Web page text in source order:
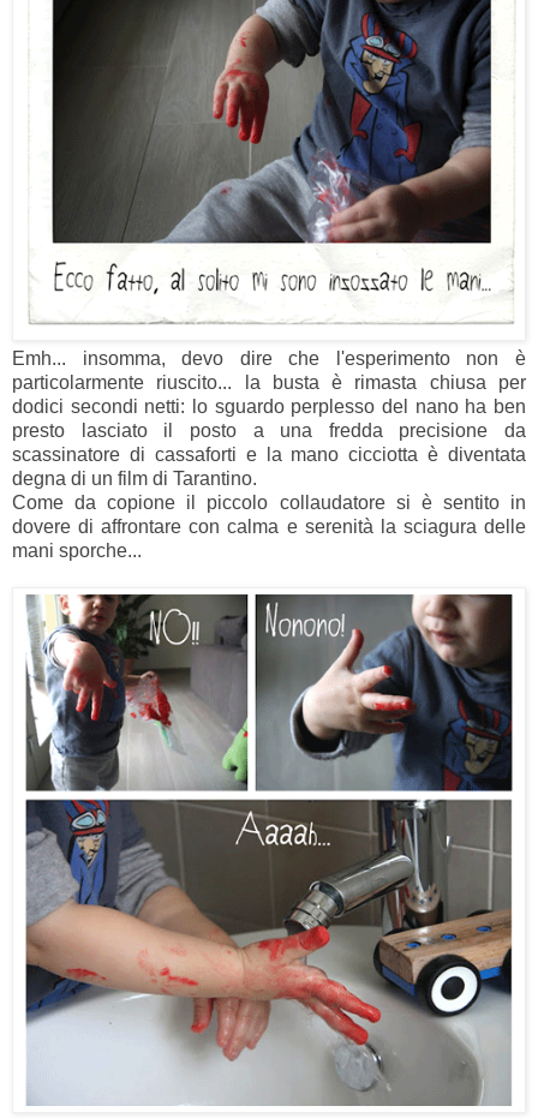
Emh... insomma, devo dire che l'esperimento non è
particolarmente riuscito... la busta è rimasta chiusa per
dodici secondi netti: lo sguardo perplesso del nano ha ben
presto lasciato il posto a una fredda precisione da
scassinatore di cassaforti e la mano cicciotta è diventata
degna di un film di Tarantino.
Come da copione il piccolo collaudatore si è sentito in
dovere di affrontare con calma e serenità la sciagura delle
mani sporche...